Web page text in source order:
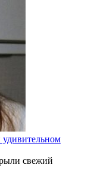
удивительном
свежий